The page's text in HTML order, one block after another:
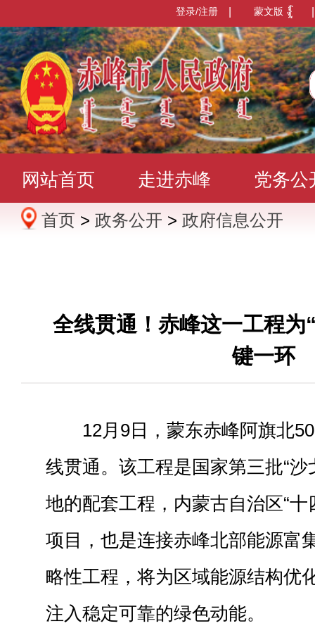
蒙文版
登录/注册
网站首页 走进赤峰 党务公
办事服务 政民互动 数据发
首页 > 政务公开 > 政府信息公开
全线贯通！赤峰这一工程为
键一环
12月9日，蒙东赤峰阿旗北
线贯通。该工程是国家第三批“沙
地的配套工程，内蒙古自治区“十
项目，也是连接赤峰北部能源富
略性工程，将为区域能源结构优
注入稳定可靠的绿色动能。